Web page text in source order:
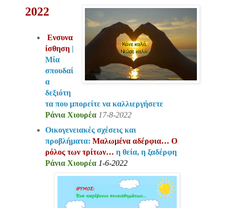
2022
Ενσυνα
ίσθηση
Μία
σπουδαί
α
δεξιότη
τα που μπορείτε να καλλιεργήσετε
Ράνια Χιουρέα 17-8-2022
Οικογενειακές σχέσεις και
προβλήματα: Μαλωμένα αδέρφια… Ο
ρόλος των τρίτων… η θεία, η ξαδέρφη
Ράνια Χιουρέα 1-6-2022